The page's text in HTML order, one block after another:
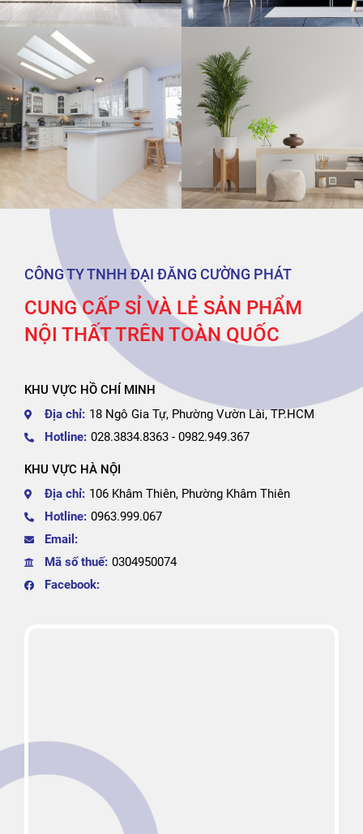
CÔNG TY TNHH ĐẠI ĐĂNG CƯỜNG PHÁT
CUNG CẤP SỈ VÀ LẺ SẢN PHẨM
NỘI THẤT TRÊN TOÀN QUỐC
KHU VỰC HỒ CHÍ MINH
Địa chỉ: 18 Ngô Gia Tự, Phường Vườn Lài, TP.HCM
Hotline: 028.3834.8363 - 0982.949.367
KHU VỰC HÀ NỘI
Địa chỉ: 106 Khâm Thiên, Phường Khâm Thiên
Hotline: 0963.999.067
Email:
Mã số thuế: 0304950074
Facebook: